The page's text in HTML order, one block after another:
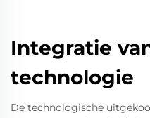
Integratie
technologie
De technologische